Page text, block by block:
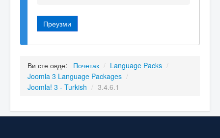
Преузми
Ви сте овде: Почетак / Language Packs /
Joomla 3 Language Packages /
Joomla! 3 - Turkish / 3.4.6.1